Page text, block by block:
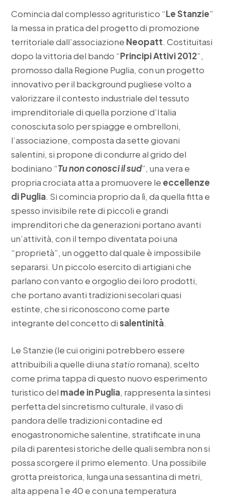
Comincia dal complesso agrituristico “Le Stanzie”
la messa in pratica del progetto di promozione
territoriale dall’associazione Neopatt. Costituitasi
dopo la vittoria del bando “Principi Attivi 2012”,
promosso dalla Regione Puglia, con un progetto
innovativo per il background pugliese volto a
valorizzare il contesto industriale del tessuto
imprenditoriale di quella porzione d’Italia
conosciuta solo per spiagge e ombrelloni,
l’associazione, composta da sette giovani
salentini, si propone di condurre al grido del
bodiniano “Tu non conosci il sud”, una vera e
propria crociata atta a promuovere le eccellenze
di Puglia. Si comincia proprio da lì, da quella fitta e
spesso invisibile rete di piccoli e grandi
imprenditori che da generazioni portano avanti
un’attività, con il tempo diventata poi una
“proprietà”, un oggetto dal quale è impossibile
separarsi. Un piccolo esercito di artigiani che
parlano con vanto e orgoglio dei loro prodotti,
che portano avanti tradizioni secolari quasi
estinte, che si riconoscono come parte
integrante del concetto disalentinità.
Le Stanzie (le cui origini potrebbero essere
attribuibili a quelle di unastatioromana), scelto
come prima tappa di questo nuovo esperimento
turistico del made in Puglia, rappresenta la sintesi
perfetta del sincretismo culturale, il vaso di
pandora delle tradizioni contadine ed
enogastronomiche salentine, stratificate in una
pila di parentesi storiche delle quali sembra non si
possa scorgere il primo elemento. Una possibile
grotta preistorica, lunga una sessantina di metri,
alta appena 1 e 40 e con una temperatura